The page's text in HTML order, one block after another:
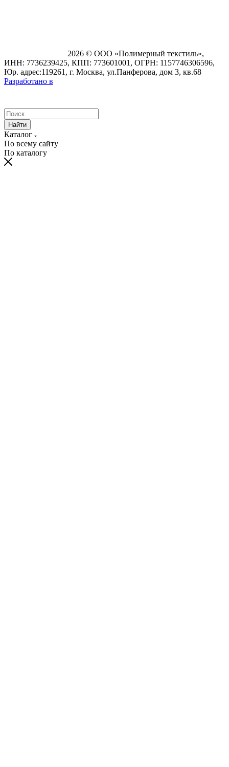
2026 © ООО «Полимерный текстиль»,
ИНН: 7736239425, КПП: 773601001, ОГРН: 1157746306596,
Юр. адрес:119261, г. Москва, ул.Панферова, дом 3, кв.68
Разработано в
Найти
Каталог
По всему сайту
По каталогу